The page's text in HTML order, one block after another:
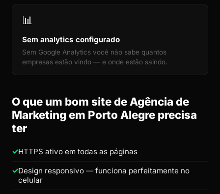
📊
Sem analytics configurado
Sem Google Analytics você não sabe quantos
empresas estão vindo — e onde estão saindo.
O que um bom site de Agência de
Marketing em Porto Alegre precisa
ter
HTTPS ativo em todas as páginas
Design responsivo — funciona perfeitamente no
celular